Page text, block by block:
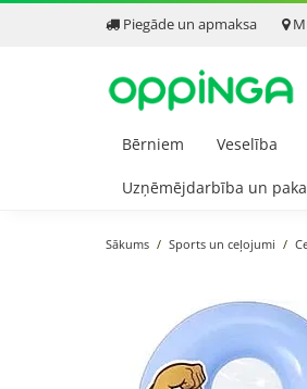
Piegāde un apmaksa
Bērniem Veselība
Uzņēmējdarbība un
Sākums Sports un ceļojumi